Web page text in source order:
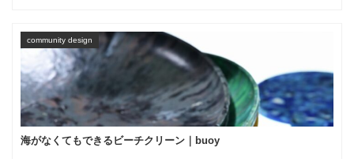
community design
海がなくてもできるビーチクリーン｜buoy